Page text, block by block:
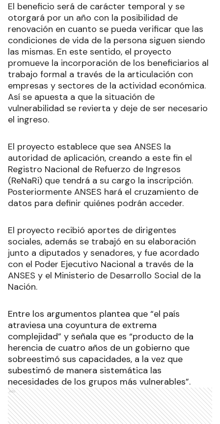
El beneficio será de carácter temporal y se
otorgará por un año con la posibilidad de
renovación en cuanto se pueda verificar que las
condiciones de vida de la persona siguen siendo
las mismas. En este sentido, el proyecto
promueve la incorporación de los beneficiarios al
trabajo formal a través de la articulación con
empresas y sectores de la actividad económica.
Así se apuesta a que la situación de
vulnerabilidad se revierta y deje de ser necesario
el ingreso.
El proyecto establece que sea ANSES la
autoridad de aplicación, creando a este fin el
Registro Nacional de Refuerzo de Ingresos
(ReNaRi) que tendrá a su cargo la inscripción.
Posteriormente ANSES hará el cruzamiento de
datos para definir quiénes podrán acceder.
El proyecto recibió aportes de dirigentes
sociales, además se trabajó en su elaboración
junto a diputados y senadores, y fue acordado
con el Poder Ejecutivo Nacional a través de la
ANSES y el Ministerio de Desarrollo Social de la
Nación.
Entre los argumentos plantea que “el país
atraviesa una coyuntura de extrema
complejidad” y señala que es “producto de la
herencia de cuatro años de un gobierno que
sobreestimó sus capacidades, a la vez que
subestimó de manera sistemática las
necesidades de los grupos más vulnerables”.
Ads